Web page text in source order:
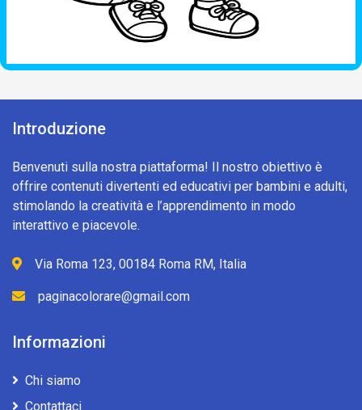
Introduzione
Benvenuti sulla nostra piattaforma! Il nostro obiettivo è
offrire contenuti divertenti ed educativi per bambini e adulti,
stimolando la creatività e l’apprendimento in modo
interattivo e piacevole.
Via Roma 123, 00184 Roma RM, Italia
paginacolorare@gmail.com
Informazioni
Chi siamo
Contattaci